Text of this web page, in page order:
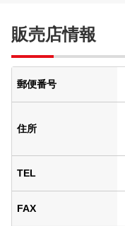
販売店情報
郵便番号
住所
TEL
FAX